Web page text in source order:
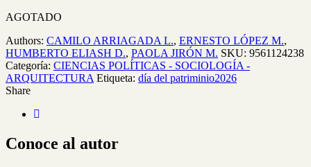
AGOTADO
Authors: CAMILO ARRIAGADA L., ERNESTO LÓPEZ M.,
HUMBERTO ELIASH D., PAOLA JIRÓN M. SKU: 9561124238
Categoría: CIENCIAS POLÍTICAS - SOCIOLOGÍA -
ARQUITECTURA Etiqueta: día del patriminio2026
Share
Conoce al autor